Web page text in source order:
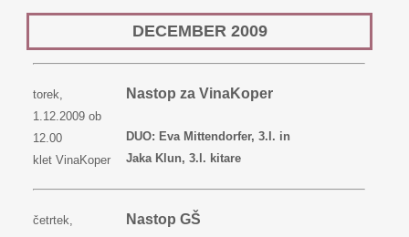
DECEMBER 2009
torek,
1.12.2009 ob
12.00
klet VinaKoper
Nastop za VinaKoper
DUO: Eva Mittendorfer, 3.l. in
Jaka Klun, 3.l. kitare
četrtek,
Nastop GŠ